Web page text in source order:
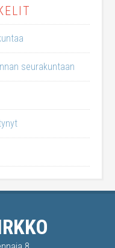
seurakuntaan